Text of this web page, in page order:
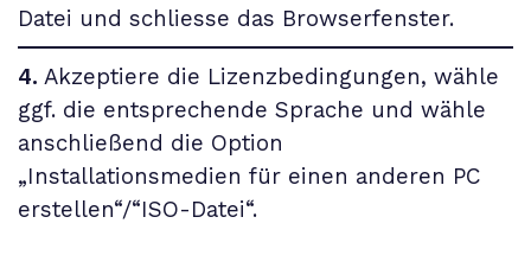
Datei und schliesse das Browserfenster.
4. Akzeptiere die Lizenzbedingungen, wähle
ggf. die entsprechende Sprache und wähle
anschließend die Option
„Installationsmedien für einen anderen PC
erstellen“/“ISO-Datei“.